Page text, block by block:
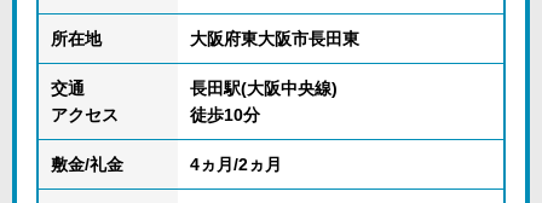
所在地 大阪府東大阪市長田東
交通
アクセス
長田駅(大阪中央線)
徒歩10分
敷金/礼金 4ヵ月/2ヵ月